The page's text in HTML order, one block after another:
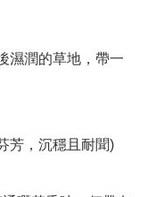
濕潤的草地，帶一
芳，沉穩且耐聞)